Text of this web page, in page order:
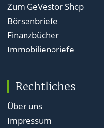
Zum GeVestor Shop
Börsenbriefe
Finanzbücher
Immobilienbriefe
Rechtliches
Über uns
Impressum